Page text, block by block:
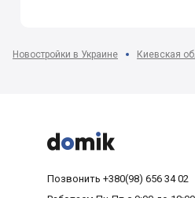
Новостройки в Украине Киевская



Позвонить +380(98) 656 34 02